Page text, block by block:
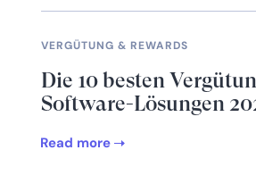
VERGÜTUNG & REWARDS
Die 10 besten
Software-Lösungen
Read more